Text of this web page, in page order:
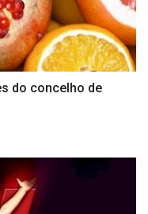
do concelho de